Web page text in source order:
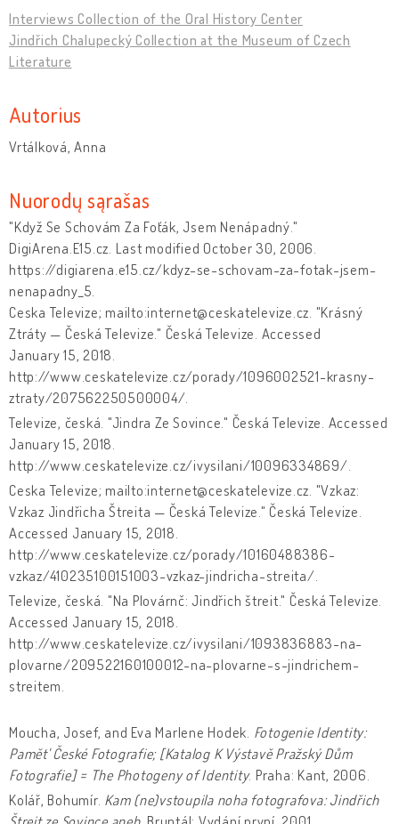
Interviews Collection of the Oral History Center
Jindřich Chalupecký Collection at the Museum of Czech
Literature
Autorius
Vrtálková, Anna
Nuorodų sąrašas
"Když Se Schovám Za Foťák, Jsem Nenápadný."
DigiArena.E15.cz. Last modified October 30, 2006.
https://digiarena.e15.cz/kdyz-se-schovam-za-fotak-jsem-
nenapadny_5.
Ceska Televize; mailto:internet@ceskatelevize.cz. "Krásný
Ztráty — Česká Televize." Česká Televize. Accessed
January 15, 2018.
http://www.ceskatelevize.cz/porady/1096002521-krasny-
ztraty/207562250500004/.
Televize, česká. "Jindra Ze Sovince." Česká Televize. Accessed
January 15, 2018.
http://www.ceskatelevize.cz/ivysilani/10096334869/.
Ceska Televize; mailto:internet@ceskatelevize.cz. "Vzkaz:
Vzkaz Jindřicha Štreita — Česká Televize." Česká Televize.
Accessed January 15, 2018.
http://www.ceskatelevize.cz/porady/10160488386-
vzkaz/410235100151003-vzkaz-jindricha-streita/.
Televize, česká. "Na Plovárnč: Jindřich štreit." Česká Televize.
Accessed January 15, 2018.
http://www.ceskatelevize.cz/ivysilani/1093836883-na-
plovarne/209522160100012-na-plovarne-s-jindrichem-
streitem.
Moucha, Josef, and Eva Marlene Hodek. Fotogenie Identity:
Pamět' České Fotografie; [Katalog K Výstavě Pražský Dům
Fotografie] = The Photogeny of Identity. Praha: Kant, 2006.
Kolář, Bohumír. Kam (ne)vstoupila noha fotografova: Jindřich